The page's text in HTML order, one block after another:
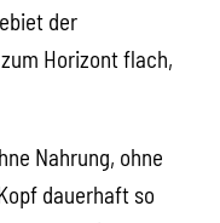
der
Horizont flach,
Nahrung, ohne
dauerhaft so